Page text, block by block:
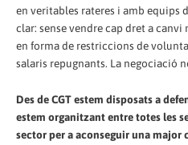
en veritables rateres i amb equips
clar: sense vendre cap dret a canvi
en forma de restriccions de
salaris repugnants. La negociació
Des de CGT estem disposats a
estem organitzant entre totes les
sector per a aconseguir una